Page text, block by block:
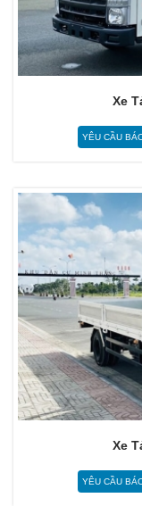
Xe
YÊU CẦU
Xe
YÊU CẦU